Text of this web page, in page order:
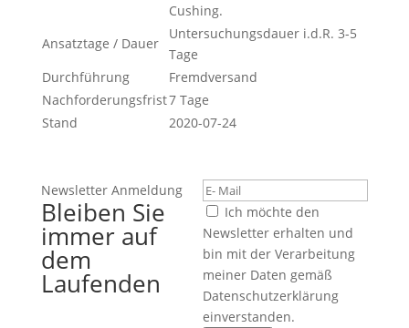
Cushing.
Ansatztage / Dauer
Untersuchungsdauer i.d.R. 3-5
Tage
Durchführung
Fremdversand
Nachforderungsfrist7 Tage
Stand
2020-07-24
Newsletter Anmeldung
Bleiben Sie
immer auf
dem
Laufenden
Ich möchte den
Newsletter erhalten und
bin mit der Verarbeitung
meiner Daten gemäß
Datenschutzerklärung
einverstanden.